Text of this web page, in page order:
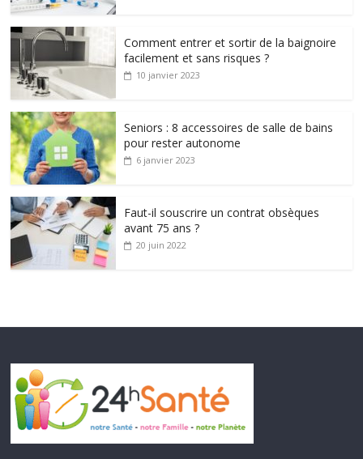
Comment entrer et sortir de la baignoire
facilement et sans risques ?
10 janvier 2023
Seniors : 8 accessoires de salle de bains
pour rester autonome
6 janvier 2023
Faut-il souscrire un contrat obsèques
avant 75 ans ?
20 juin 2022